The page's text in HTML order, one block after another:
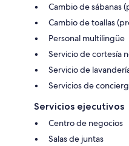
Cambio de sábanas
Cambio de toallas
Personal multilingüe
Servicio de cortesía
Servicio de
Servicios de
Servicios ejecutivos
Centro de negocios
Salas de juntas